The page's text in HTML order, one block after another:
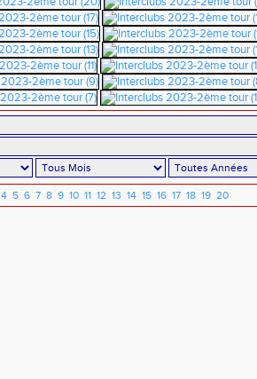
4 5 6 7 8 9 10 11 12 13 14 15 16 17 18 19 20